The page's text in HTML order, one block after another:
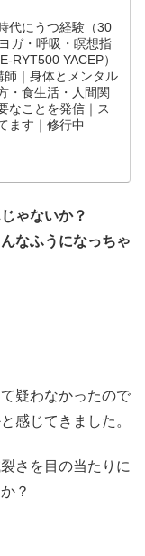
代にうつ経験（30
ガ・呼吸・瞑想指
RYT500 YACEP）
師｜身体とメンタル
・食生活・人間関
なことを発信｜ス
ます｜修行中
ゃないか？
なふうになっちゃ
疑わなかったので
感じてきました。
さを目の当たりに
？